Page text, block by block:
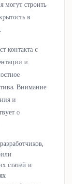
могут строить
в
контакта с
и
Внимание
и
о
статей и